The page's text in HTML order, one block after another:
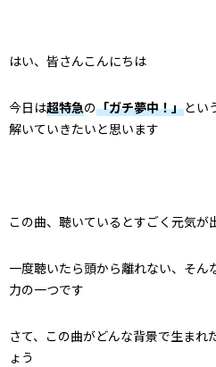
はい、皆さんこんにちは
今日は超特急の「ガチ夢中！」とい
解いていきたいと思います
この曲、聴いているとすごく元気が
一度聴いたら頭から離れない、そん
力の一つです
さて、この曲がどんな背景で生まれ
ょう